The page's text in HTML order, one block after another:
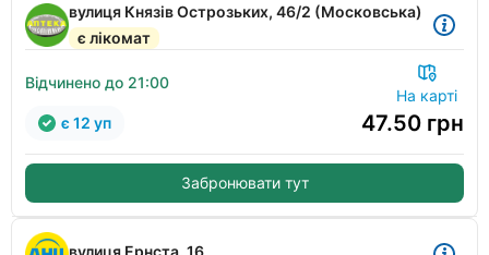
вулиця Князів Острозьких, 46/2 (Московська)
є лікомат
Відчинено до 21:00
На карті
47.50 грн
є 12 уп
Забронювати тут
вулиця Ернста, 16